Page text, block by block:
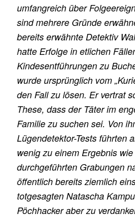
umfangreich über
sind mehrere Gründe
bereits erwähnte Detektiv
hatte Erfolge in etlichen
Kindesentführungen zu
wurde ursprünglich vom
den Fall zu lösen. Er vertrat
These, dass der Täter im
Familie zu suchen sei. Von
Lügendetektor-Tests führten
wenig zu einem Ergebnis
durchgeführten Grabungen
öffentlich bereits ziemlich
totgesagten Natascha
Pöchhacker aber zu